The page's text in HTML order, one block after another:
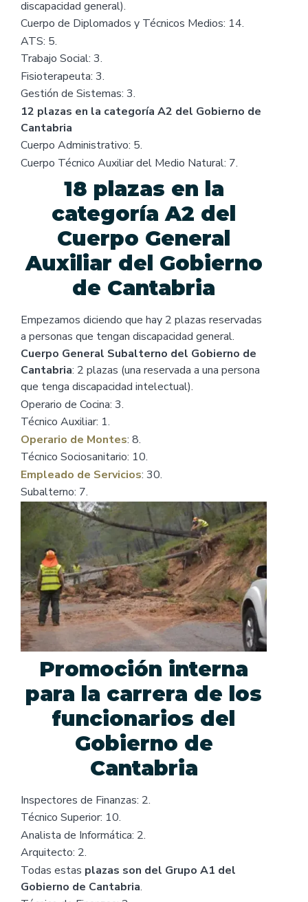
discapacidad general).
Cuerpo de Diplomados y Técnicos Medios: 14.
ATS: 5.
Trabajo Social: 3.
Fisioterapeuta: 3.
Gestión de Sistemas: 3.
12 plazas en la categoría A2 del Gobierno de
Cantabria
Cuerpo Administrativo: 5.
Cuerpo Técnico Auxiliar del Medio Natural: 7.
18 plazas en la
categoría A2 del
Cuerpo General
Auxiliar del Gobierno
de Cantabria
Empezamos diciendo que hay 2 plazas reservadas
a personas que tengan discapacidad general.
Cuerpo General Subalterno del Gobierno de
Cantabria: 2 plazas (una reservada a una persona
que tenga discapacidad intelectual).
Operario de Cocina: 3.
Técnico Auxiliar: 1.
Operario de Montes: 8.
Técnico Sociosanitario: 10.
Empleado de Servicios: 30.
Subalterno: 7.
Promoción interna
para la carrera de los
funcionarios del
Gobierno de
Cantabria
Inspectores de Finanzas: 2.
Técnico Superior: 10.
Analista de Informática: 2.
Arquitecto: 2.
Todas estas plazas son del Grupo A1 del
Gobierno de Cantabria.